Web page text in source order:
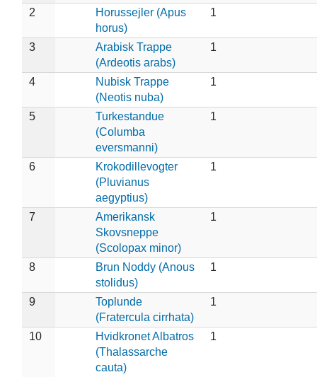
2
Horussejler (Apus
horus)
1
3
Arabisk Trappe
(Ardeotis arabs)
1
4
Nubisk Trappe
(Neotis nuba)
1
5
Turkestandue
(Columba
eversmanni)
1
6
Krokodillevogter
(Pluvianus
aegyptius)
1
7
Amerikansk
Skovsneppe
(Scolopax minor)
1
8
Brun Noddy (Anous
stolidus)
1
9
Toplunde
(Fratercula cirrhata)
1
10
Hvidkronet Albatros
(Thalassarche
cauta)
1